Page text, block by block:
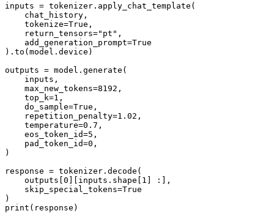
inputs = tokenizer.apply_chat_template(
chat_history,
tokenize=True,
return_tensors="pt",
add_generation_prompt=True
).to(model.device)
outputs = model.generate(
inputs,
max_new_tokens=8192,
top_k=1,
do_sample=True,
repetition_penalty=1.02,
temperature=0.7,
eos_token_id=5,
pad_token_id=0,
)
response = tokenizer.decode(
outputs[0][inputs.shape[1]
:
],
skip_special_tokens=True
)
print(response)